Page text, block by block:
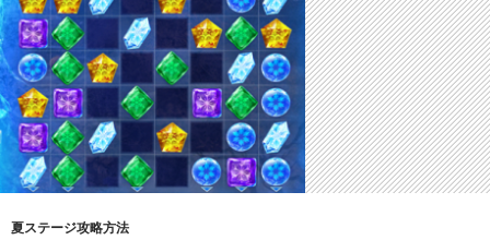
夏ステージ攻略方法